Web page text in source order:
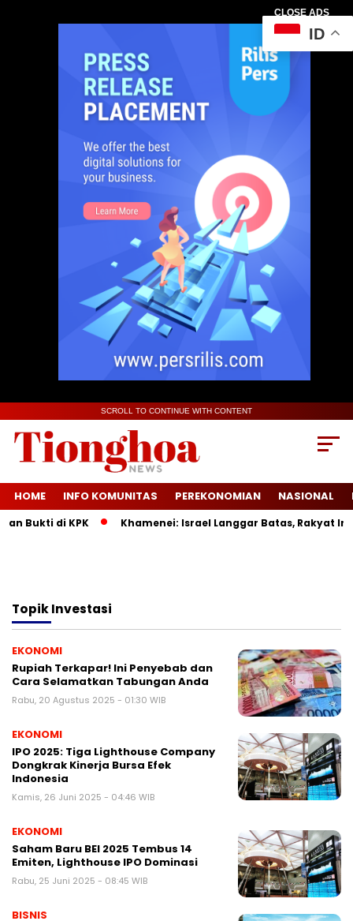
CLOSE ADS
SCROLL TO CONTINUE WITH CONTENT
HOME INFO KOMUNITAS PEREKONOMIAN NASIONAL
Bukti di KPK Khamenei: Israel Langgar Batas, Rakyat
TopikInvestasi
EKONOMI
Rupiah Terkapar! Ini Penyebab dan
Cara Selamatkan Tabungan Anda
Rabu, 20 Agustus 2025 - 01:30 WIB
EKONOMI
IPO 2025: Tiga Lighthouse Company
Dongkrak Kinerja Bursa Efek
Indonesia
Kamis, 26 Juni 2025 - 04:46 WIB
EKONOMI
Saham Baru BEI 2025 Tembus 14
Emiten, Lighthouse IPO Dominasi
Rabu, 25 Juni 2025 - 08:45 WIB
BISNIS
ID